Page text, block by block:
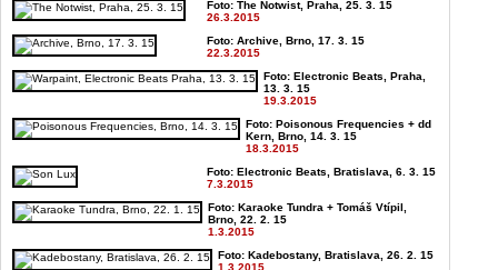
Foto: The Notwist, Praha, 25. 3. 15
26.3.2015
Foto: Archive, Brno, 17. 3. 15
22.3.2015
Foto: Electronic Beats, Praha,
13. 3. 15
19.3.2015
Foto: Poisonous Frequencies + dd
Kern, Brno, 14. 3. 15
18.3.2015
Foto: Electronic Beats, Bratislava, 6. 3. 15
7.3.2015
Foto: Karaoke Tundra + Tomáš Vtípil,
Brno, 22. 2. 15
1.3.2015
Foto: Kadebostany, Bratislava, 26. 2. 15
1.3.2015